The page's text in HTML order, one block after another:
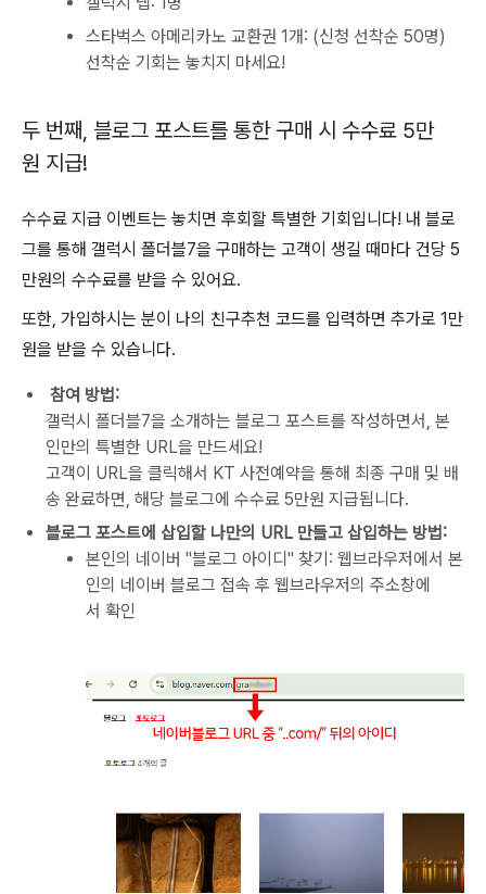
스타벅스 아메리카노 교환권 1개: (신청 선착순 50명)
선착순 기회는 놓치지 마세요!
두 번째, 블로그 포스트를 통한 구매 시 수수료 5만
원 지급!
수수료 지급 이벤트는 놓치면 후회할 특별한 기회입니다! 내 블로
그를 통해 갤럭시 폴더블7을 구매하는 고객이 생길 때마다 건당 5
만원의 수수료를 받을 수 있어요.
또한, 가입하시는 분이 나의 친구추천 코드를 입력하면 추가로 1만
원을 받을 수 있습니다.
참여 방법:
갤럭시 폴더블7을 소개하는 블로그 포스트를 작성하면서, 본
인만의 특별한 URL을 만드세요!
고객이 URL을 클릭해서 KT 사전예약을 통해 최종 구매 및 배
송 완료하면, 해당 블로그에 수수료 5만원 지급됩니다.
블로그 포스트에 삽입할 나만의 URL 만들고 삽입하는 방법:
본인의 네이버 "블로그 아이디" 찾기: 웹브라우저에서 본
인의 네이버 블로그 접속 후 웹브라우저의 주소창에
서 확인